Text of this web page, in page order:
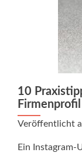
10
Firmenprofil
Veröffentlicht
Ein Instagram-